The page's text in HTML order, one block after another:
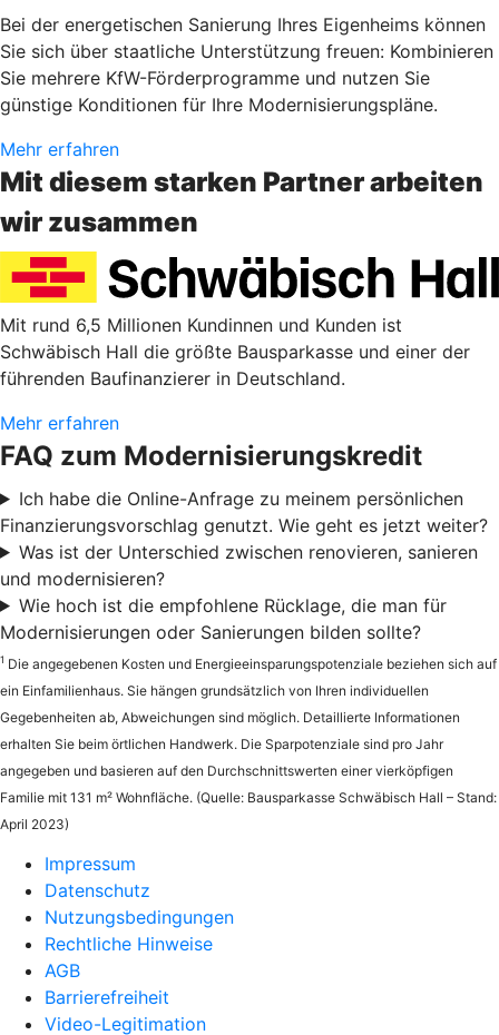
Bei der energetischen Sanierung Ihres Eigenheims können
Sie sich über staatliche Unterstützung freuen: Kombinieren
Sie mehrere KfW-Förderprogramme und nutzen Sie
günstige Konditionen für Ihre Modernisierungspläne.
Mehr erfahren
Mit diesem starken Partner arbeiten
wir zusammen
Mit rund 6,5 Millionen Kundinnen und Kunden ist
Schwäbisch Hall die größte Bausparkasse und einer der
führenden Baufinanzierer in Deutschland.
Mehr erfahren
FAQ zum Modernisierungskredit
Ich habe die Online-Anfrage zu meinem persönlichen
Finanzierungsvorschlag genutzt. Wie geht es jetzt weiter?
Was ist der Unterschied zwischen renovieren, sanieren
und modernisieren?
Wie hoch ist die empfohlene Rücklage, die man für
Modernisierungen oder Sanierungen bilden sollte?
1 Die angegebenen Kosten und Energieeinsparungspotenziale beziehen sich auf
ein Einfamilienhaus. Sie hängen grundsätzlich von Ihren individuellen
Gegebenheiten ab, Abweichungen sind möglich. Detaillierte Informationen
erhalten Sie beim örtlichen Handwerk. Die Sparpotenziale sind pro Jahr
angegeben und basieren auf den Durchschnittswerten einer vierköpfigen
Familie mit 131 m² Wohnfläche. (Quelle: Bausparkasse Schwäbisch Hall – Stand:
April 2023)
Impressum
Datenschutz
Nutzungsbedingungen
Rechtliche Hinweise
AGB
Barrierefreiheit
Video-Legitimation